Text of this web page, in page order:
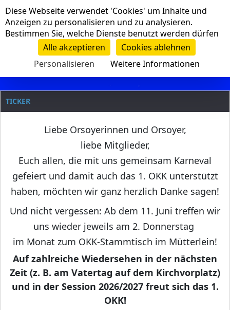
Navigation
Clanname
TICKER
Liebe Orsoyerinnen und Orsoyer,
liebe Mitglieder,
Euch allen, die mit uns gemeinsam Karneval
gefeiert und damit auch das 1. OKK unterstützt
haben, möchten wir ganz herzlich Danke sagen!
Und nicht vergessen: Ab dem 11. Juni treffen wir
uns wieder jeweils am 2. Donnerstag
im Monat zum OKK-Stammtisch im Mütterlein!
Auf zahlreiche Wiedersehen in der nächsten
Zeit (z. B. am Vatertag auf dem Kirchvorplatz)
und in der Session 2026/2027 freut sich das 1.
OKK!
Cookie-Einstellungen
Diese Webseite verwendet 'Cookies' um Inhalte und
Anzeigen zu personalisieren und zu analysieren.
Bestimmen Sie, welche Dienste benutzt werden dürfen
Alle akzeptieren
Cookies ablehnen
Personalisieren
Weitere Informationen